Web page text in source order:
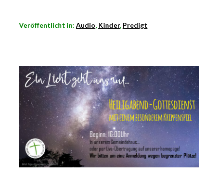
Veröffentlicht in: Audio, Kinder, Predigt